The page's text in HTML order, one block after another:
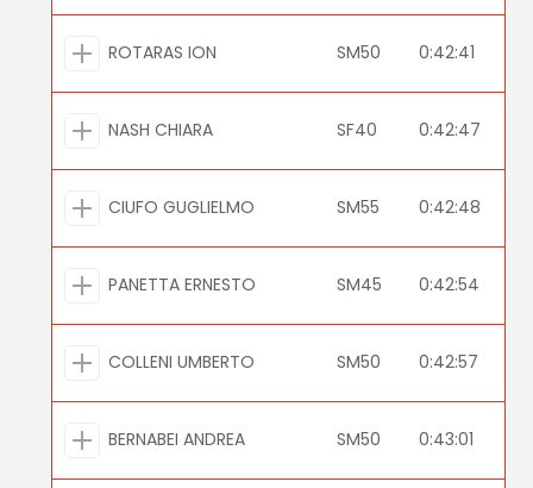
ROTARAS ION SM50 0:42:41
NASH CHIARA SF40 0:42:47
CIUFO GUGLIELMO SM55 0:42:48
PANETTA ERNESTO SM45 0:42:54
COLLENI UMBERTO SM50 0:42:57
BERNABEI ANDREA SM50 0:43:01